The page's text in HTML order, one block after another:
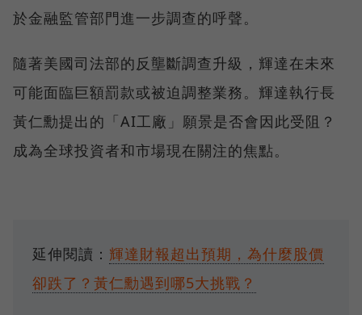
於金融監管部門進一步調查的呼聲。
隨著美國司法部的反壟斷調查升級，輝達在未來
可能面臨巨額罰款或被迫調整業務。輝達執行長
黃仁勳提出的「AI工廠」願景是否會因此受阻？
成為全球投資者和市場現在關注的焦點。
延伸閱讀： 輝達財報超出預期，為什麼股價
卻跌了？黃仁勳遇到哪5大挑戰？